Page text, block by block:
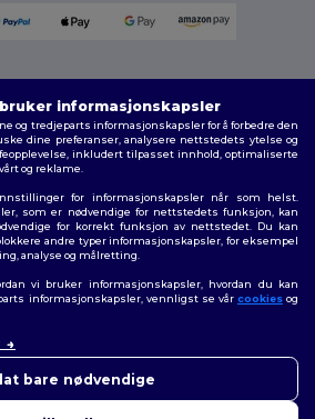
informasjonskapsler
og tredjeparts informasjonskapsler for å forbedre den
dine preferanser, analysere nettstedets ytelse og
inkludert tilpasset innhold, optimaliserte
og reklame.
for informasjonskapsler når som helst.
som er nødvendige for nettstedets funksjon, kan
for korrekt funksjon av nettstedet. Du kan
andre typer informasjonskapsler, for eksempel
analyse og målretting.
vi bruker informasjonskapsler, hvordan du kan
informasjonskapsler, vennligst se vår cookiesog
bare nødvendige
bekymringer, kan du kontakte